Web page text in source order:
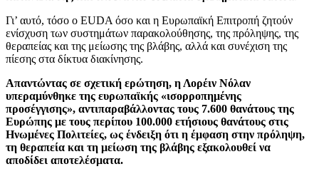
Γι’ αυτό, τόσο ο EUDA όσο και η Ευρωπαϊκή Επιτροπή ζητούν
ενίσχυση των συστημάτων παρακολούθησης, της πρόληψης, της
θεραπείας και της μείωσης της βλάβης, αλλά και συνέχιση της
πίεσης στα δίκτυα διακίνησης.
Απαντώντας σε σχετική ερώτηση, η Λορέιν Νόλαν
υπεραμύνθηκε της ευρωπαϊκής «ισορροπημένης
προσέγγισης», αντιπαραβάλλοντας τους 7.600 θανάτους της
Ευρώπης με τους περίπου 100.000 ετήσιους θανάτους στις
Ηνωμένες Πολιτείες, ως ένδειξη ότι η έμφαση στην πρόληψη,
τη θεραπεία και τη μείωση της βλάβης εξακολουθεί να
αποδίδει αποτελέσματα.